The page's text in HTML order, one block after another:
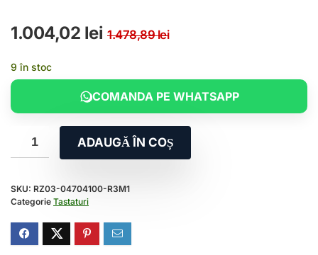
1.478,89leiPrețul inițial a
1.004,02 lei Prețul curent
9 în stoc
COMANDA PE WHATSAPP
ADAUGĂ ÎN COȘ
SKU: RZ03-04704100-R3M1
Categorie Tastaturi